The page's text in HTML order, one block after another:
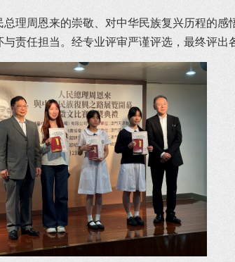
理周恩来的崇敬、对中华民族复兴历程的
责任担当。经专业评审严谨评选，最终评